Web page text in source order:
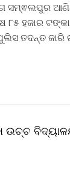
ହଜାର
ତଦନ୍ତ
ଉଚ୍ଚ